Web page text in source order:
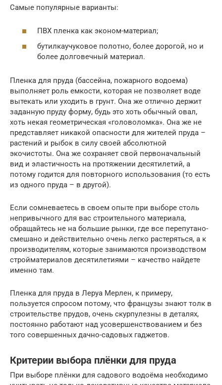
Самые популярные варианты:
ПВХ пленка как эконом-материал;
бутилкаучуковое полотно, более дорогой, но и
более долговечный материал.
Пленка для пруда (бассейна, пожарного водоема)
выполняет роль емкости, которая не позволяет воде
вытекать или уходить в грунт. Она же отлично держит
заданную пруду форму, будь это хоть обычный овал,
хоть некая геометрическая «головоломка». Она же не
представляет никакой опасности для жителей пруда –
растений и рыбок в силу своей абсолютной
экочистоты. Она же сохраняет свой первоначальный
вид и эластичность на протяжении десятилетий, а
потому годится для повторного использования (то есть
из одного пруда – в другой).
Если сомневаетесь в своем опыте при выборе столь
непривычного для вас строительного материала,
обращайтесь не на большие рынки, где все перепутано-
смешано и действительно очень легко растеряться, а к
производителям, которые занимаются производством
стройматериалов десятилетиями – качество найдете
именно там.
Пленка для пруда в Леруа Мерлен, к примеру,
пользуется спросом потому, что французы знают толк в
строительстве прудов, очень скурпулезны в деталях,
постоянно работают над усовершенствованием и без
того совершенных дачно-садовых гаджетов.
Критерии выбора плёнки для пруда
При выборе плёнки для садового водоёма необходимо